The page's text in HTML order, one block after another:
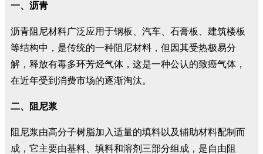
一、沥青
沥青阻尼材料广泛应用于钢板、汽车、石膏板、建筑楼板
等结构中，是传统的一种阻尼材料，但因其受热极易分
解，释放有毒多环芳烃气体，这是一种公认的致癌气体，
在近年受到消费市场的逐渐淘汰。
二、阻尼浆
阻尼浆由高分子树脂加入适量的填料以及辅助材料配制而
成，它主要由基料、填料和溶剂三部分组成，是自由阻